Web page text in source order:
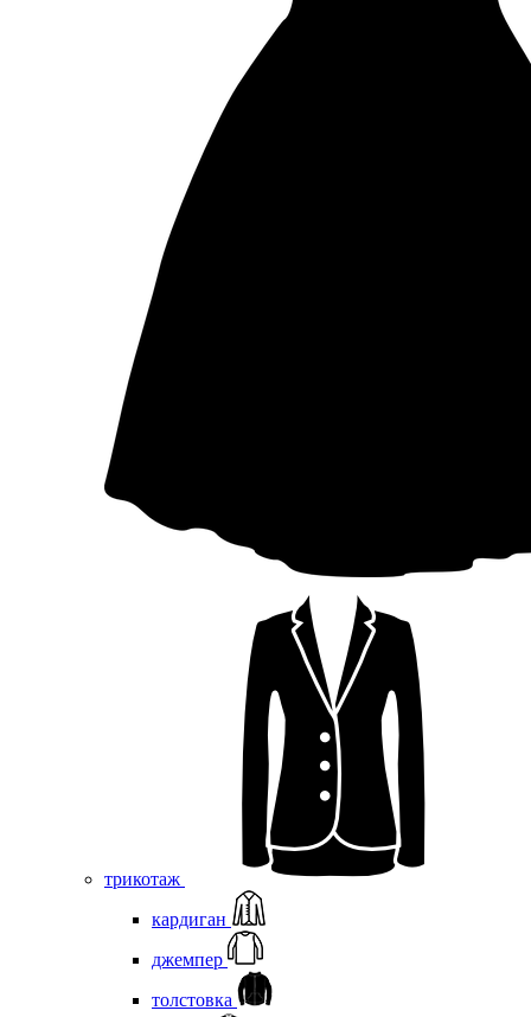
трикотаж
кардиган
джемпер
толстовка